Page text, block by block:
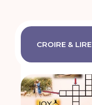
CROIRE & LIRE